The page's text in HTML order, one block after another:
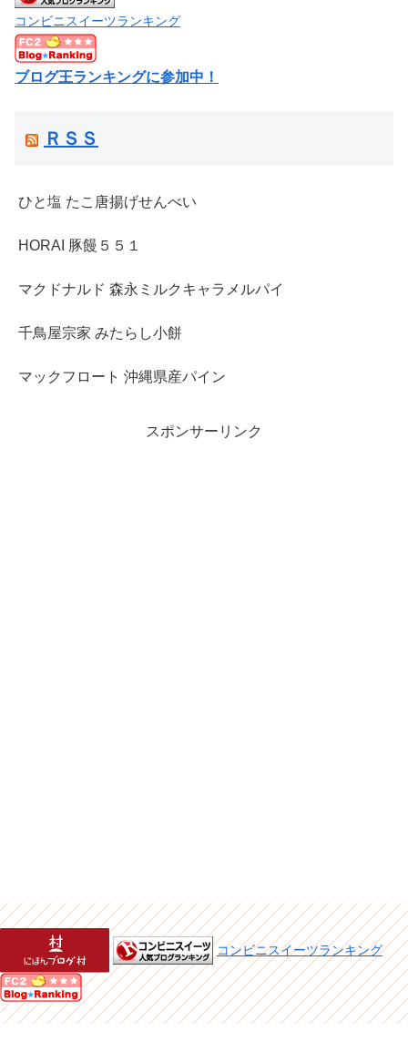
コンビニスイーツランキング
ブログ王ランキングに参加中！
ＲＳＳ
ひと塩 たこ唐揚げせんべい
HORAI 豚饅５５１
マクドナルド 森永ミルクキャラメルパイ
千鳥屋宗家 みたらし小餅
マックフロート 沖縄県産パイン
スポンサーリンク
コンビニスイーツランキング